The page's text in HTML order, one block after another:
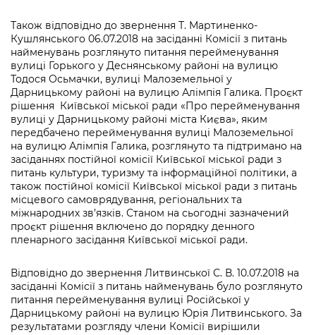
Також відповідно до звернення Т. Мартиненко-
Кушлянського 06.07.2018 на засіданні Комісії з питань
найменувань розглянуто питання перейменування
вулиці Горького у Деснянському районі на вулицю
Тодося Осьмачки, вулиці Малоземельної у
Дарницькому районі на вулицю Алімпія Галика. Проєкт
рішення Київської міської ради «Про перейменування
вулиці у Дарницькому районі міста Києва», яким
передбачено перейменування вулиці Малоземельної
на вулицю Алімпія Галика, розглянуто та підтримано на
засіданнях постійної комісії Київської міської ради з
питань культури, туризму та інформаційної політики, а
також постійної комісії Київської міської ради з питань
місцевого самоврядування, регіональних та
міжнародних зв’язків. Станом на сьогодні зазначений
проєкт рішення включено до порядку денного
пленарного засідання Київської міської ради.
Відповідно до звернення Литвинської С. В. 10.07.2018 на
засіданні Комісії з питань найменувань було розглянуто
питання перейменування вулиці Російської у
Дарницькому районі на вулицю Юрія Литвинського. За
результатами розгляду члени Комісії вирішили